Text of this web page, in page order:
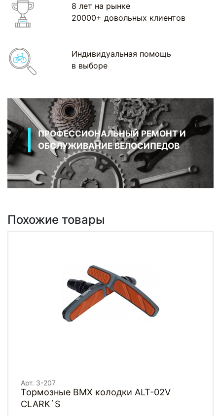
8 лет на рынке
20000+ довольных клиентов
Индивидуальная помощь
в выборе
ПРОФЕССИОНАЛЬНЫЙ РЕМОНТ И
ОБСЛУЖИВАНИЕ ВЕЛОСИПЕДОВ
Похожие товары
Арт. 3-207
Тормозные BMX колодки ALT-02V
СLARK`S